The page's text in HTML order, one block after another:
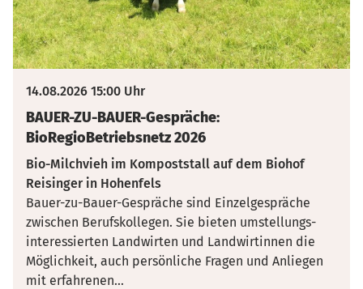
14.08.2026 15:00 Uhr
BAUER-ZU-BAUER-Gespräche:
BioRegioBetriebsnetz 2026
Bio-Milchvieh im Kompoststall auf dem Biohof
Reisinger in Hohenfels
Bauer-zu-Bauer-Gespräche sind Einzelgespräche
zwischen Berufskollegen. Sie bieten umstellungs­
interessierten Landwirten und Landwirtinnen die
Möglichkeit, auch persönliche Fragen und Anliegen
mit erfahrenen...